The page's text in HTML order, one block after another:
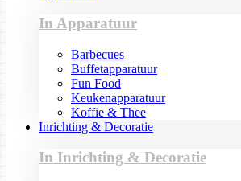
In Apparatuur
Barbecues
Buffetapparatuur
Fun Food
Keukenapparatuur
Koffie & Thee
Inrichting & Decoratie
In Inrichting & Decoratie